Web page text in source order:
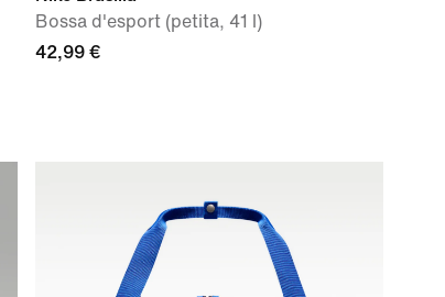
Bossa d'esport (petita, 41 l)
42,99 €